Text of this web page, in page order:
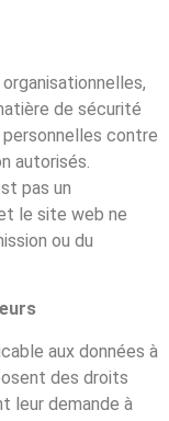
de sécurité
contre
autorisés.
pas un
le site web ne
ou du
aux données à
des droits
leur demande à